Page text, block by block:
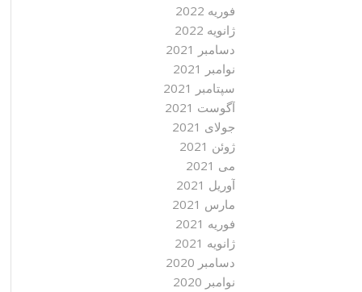
فوریه 2022
ژانویه 2022
دسامبر 2021
نوامبر 2021
سپتامبر 2021
آگوست 2021
جولای 2021
ژوئن 2021
می 2021
آوریل 2021
مارس 2021
فوریه 2021
ژانویه 2021
دسامبر 2020
نوامبر 2020